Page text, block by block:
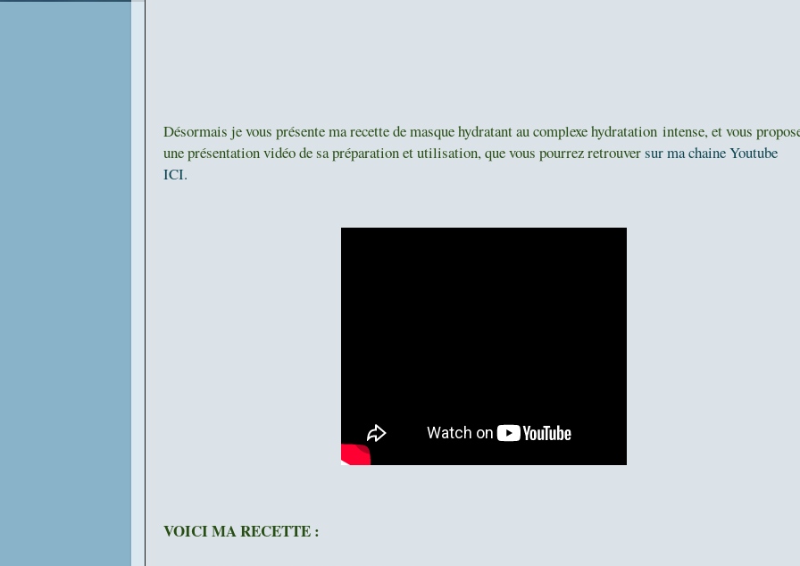
Désormais je vous présente ma recette de masque hydratant au complexe hydratation intense, et vous
une présentation vidéo de sa préparation et utilisation, que vous pourrez retrouversur ma chaine Youtube
ICI.
VOICI MA RECETTE :